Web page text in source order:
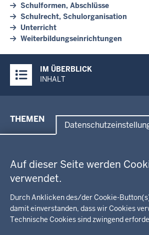
Auf dieser Seite werden
verwendet.
Durch Anklicken des/der Cookie-
damit einverstanden, dass wir Cookies
Technische Cookies sind zwingend
Schulformen, Abschlüsse
Schulrecht, Schulorganisation
Unterricht
Weiterbildungseinrichtungen
Inhalte
IM ÜBERBLICK
INHALT
der
THEMEN
Kommunalaufsicht, Planung, Verkehr
Energie, Bergbau
Recht, Ordnung
Integration, Migration
Behördenleitung
Regierungsbezirk
KARRIERE
Stellenausschreibungen
Aktuelle Ausbildungsstellen und Praktika